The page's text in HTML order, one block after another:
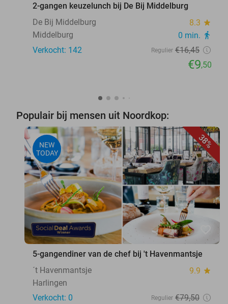
2-gangen keuzelunch bij De Bij Middelburg
De Bij Middelburg
8.3 star
Middelburg 0 min. directions_walk
Verkocht: 142 Regulier €16,45
€9,50
Populair bij mensen uit Noordkop:
38%
NEW
TODAY
favorite_border
5-gangendiner van de chef bij 't Havenmantsje
´t Havenmantsje
9.9 star
Harlingen
Verkocht: 0
Regulier €79,50